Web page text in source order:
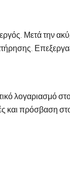
Μετά
λογαριασμό
και πρόσβαση